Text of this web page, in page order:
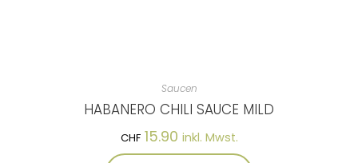
Saucen
HABANERO CHILI SAUCE MILD
CHF15.90 inkl. Mwst.